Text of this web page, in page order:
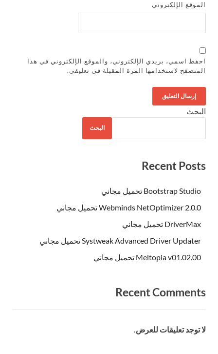
الموقع الإلكتروني
احفظ اسمي، بريدي الإلكتروني، والموقع الإلكتروني في هذا
المتصفح لاستخدامها المرة المقبلة في تعليقي.
البحث
البحث
Recent Posts
Bootstrap Studio تحميل مجاني
Webminds NetOptimizer 2.0.0 تحميل مجاني
DriverMax تحميل مجاني
Systweak Advanced Driver Updater تحميل مجاني
Meltopia v01.02.00 تحميل مجاني
Recent Comments
لا توجد تعليقات للعرض.